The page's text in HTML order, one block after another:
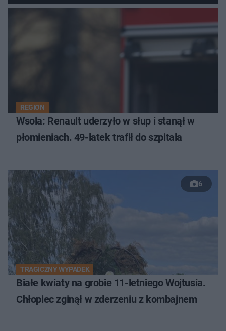
REGION
Wsola: Renault uderzyło w słup i stanął w
płomieniach. 49-latek trafił do szpitala
6
TRAGICZNY WYPADEK
Białe kwiaty na grobie 11-letniego Wojtusia.
Chłopiec zginął w zderzeniu z kombajnem